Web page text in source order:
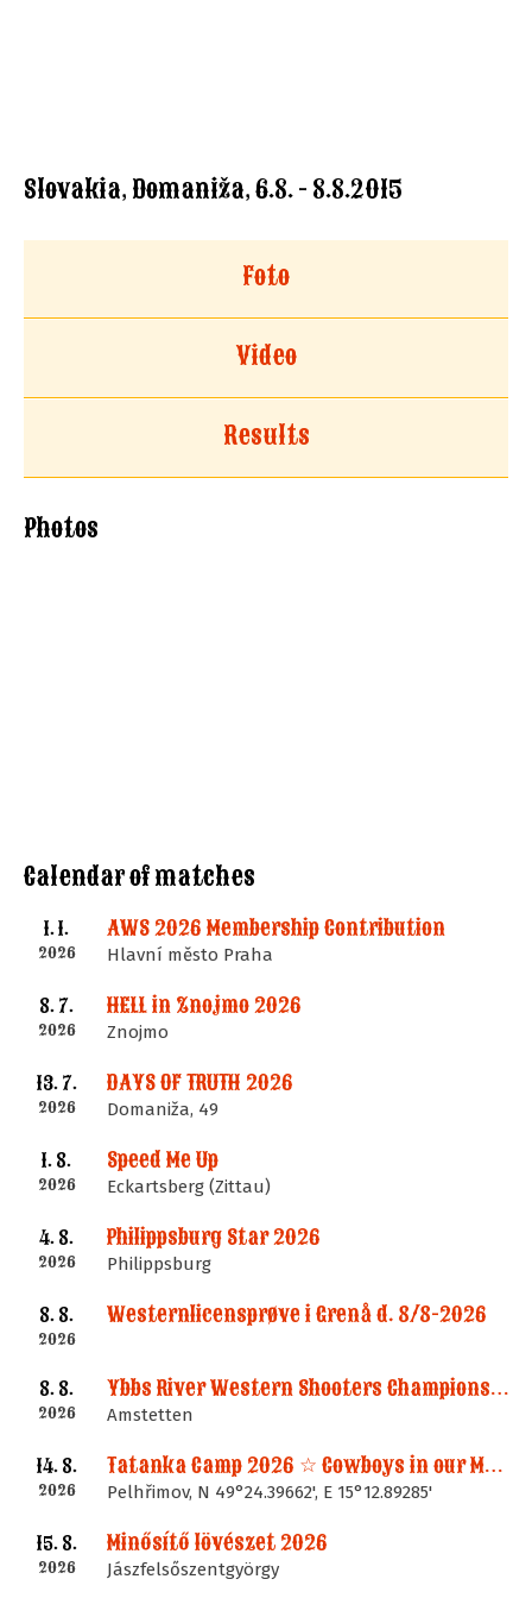
Slovakia, Domaniža, 6.8. - 8.8.2015
Foto
Video
Results
Photos
Calendar of matches
1. 1.
2026
AWS 2026 Membership Contribution
Hlavní město Praha
8. 7.
2026
HELL in Znojmo 2026
Znojmo
13. 7.
2026
DAYS OF TRUTH 2026
Domaniža, 49
1. 8.
2026
Speed Me Up
Eckartsberg (Zittau)
4. 8.
2026
Philippsburg Star 2026
Philippsburg
8. 8.
2026
Westernlicensprøve i Grenå d. 8/8-2026
8. 8.
2026
Ybbs River Western Shooters Championship 2026 + LM
Amstetten
14. 8.
2026
Tatanka Camp 2026 ☆ Cowboys in our Memories
Pelhřimov, N 49°24.39662', E 15°12.89285'
15. 8.
2026
Minősítő lövészet 2026
Jászfelsőszentgyörgy